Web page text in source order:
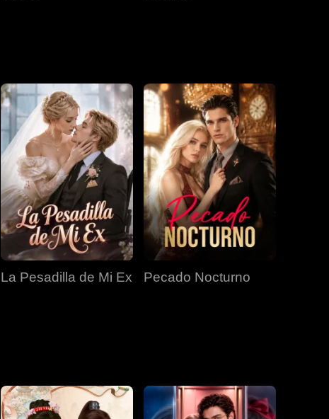
EP 34 EP 35 EP 36
EP 37 EP 38 EP 39
EP 40
La Pesadilla de Mi Ex Pecado Nocturno